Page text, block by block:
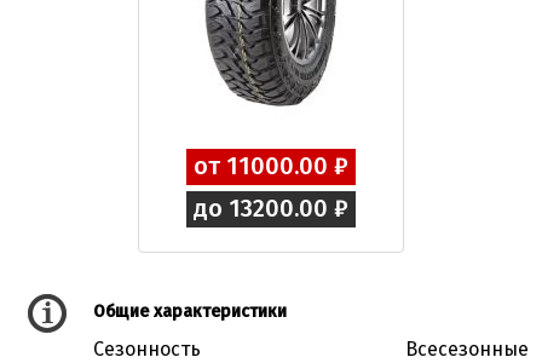
от 11000.00 ₽
до 13200.00 ₽
Общие характеристики
Сезонность
Всесезонные